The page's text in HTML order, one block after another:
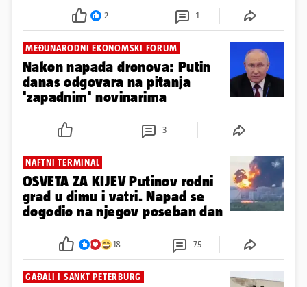
2 1
MEĐUNARODNI EKONOMSKI FORUM
Nakon napada dronova: Putin
danas odgovara na pitanja
'zapadnim' novinarima
3
NAFTNI TERMINAL
OSVETA ZA KIJEV Putinov rodni
grad u dimu i vatri. Napad se
dogodio na njegov poseban dan
18 75
GAĐALI I SANKT PETERBURG